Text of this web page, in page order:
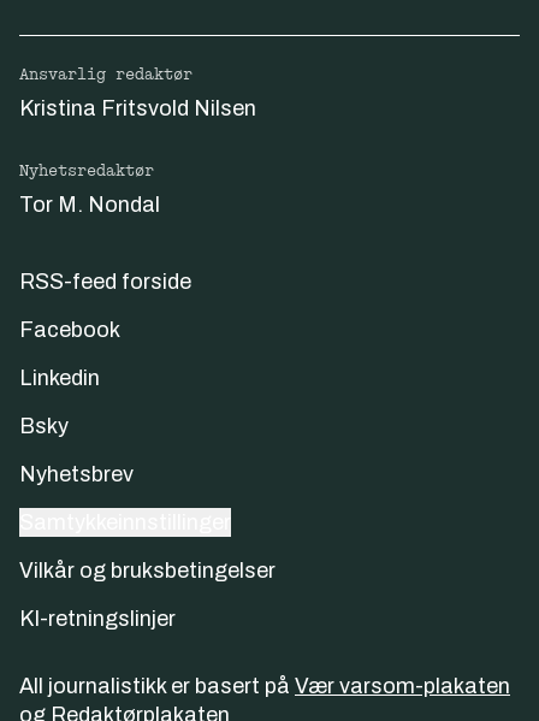
Ansvarlig redaktør
Kristina Fritsvold Nilsen
Nyhetsredaktør
Tor M. Nondal
RSS-feed forside
Facebook
Linkedin
Bsky
Nyhetsbrev
Vilkår og bruksbetingelser
KI-retningslinjer
All journalistikk er basert på Vær varsom-plakaten
og Redaktørplakaten